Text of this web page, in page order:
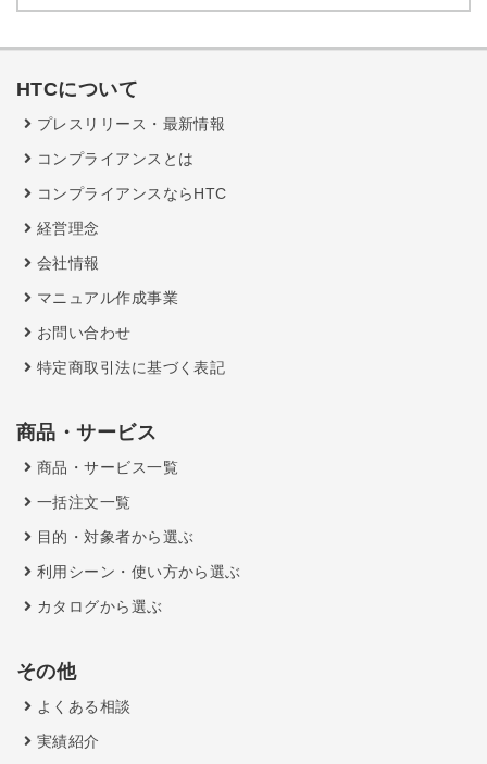
HTCについて
プレスリリース・最新情報
コンプライアンスとは
コンプライアンスならHTC
経営理念
会社情報
マニュアル作成事業
お問い合わせ
特定商取引法に基づく表記
商品・サービス
商品・サービス一覧
一括注文一覧
目的・対象者から選ぶ
利用シーン・使い方から選ぶ
カタログから選ぶ
その他
よくある相談
実績紹介